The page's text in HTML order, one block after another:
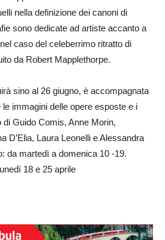
nella definizione dei canoni di
sono dedicate ad artiste accanto a
caso del celeberrimo ritratto di
da Robert Mapplethorpe.
sino al 26 giugno, è accompagnata
immagini delle opere esposte e i
Guido Comis, Anne Morin,
D’Elia, Laura Leonelli e Alessandra
da martedì a domenica 10 -19.
18 e 25 aprile